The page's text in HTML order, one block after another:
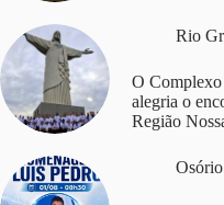
Rio
O Complexo
alegria o
Região
Osório